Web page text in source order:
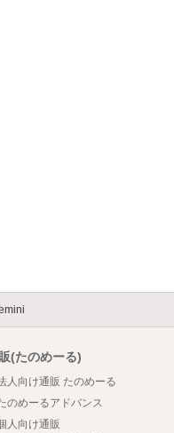
(たのめーる)
人向け通販 たのめーる
のめーるアドバンス
人向け通販